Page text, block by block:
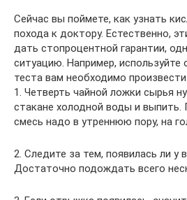
Сейчас вы поймете, как узнать
похода к доктору. Естественно,
дать стопроцентной гарантии,
ситуацию. Например,
теста вам необходимо
1. Четверть чайной ложки сырья
стакане холодной воды и выпить.
смесь надо в утреннюю пору, на
2. Следите за тем, появилась ли у
Достаточно подождать всего